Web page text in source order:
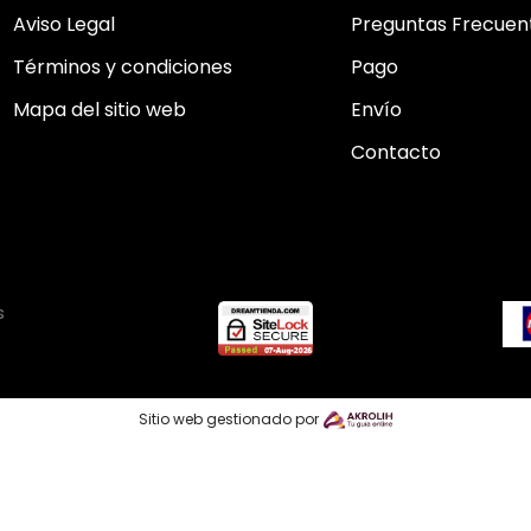
Aviso Legal
Términos y condiciones
Mapa del sitio web
Preguntas
Pago
Envío
Contacto
Sitio web gestionado por